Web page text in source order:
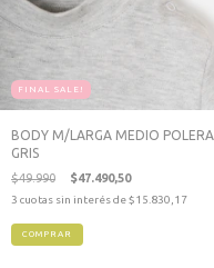
FINAL SALE!
BODY M/LARGA MEDIO POLERA
GRIS
$49.990 $47.490,50
3 cuotas sin interés de$15.830,17
COMPRAR